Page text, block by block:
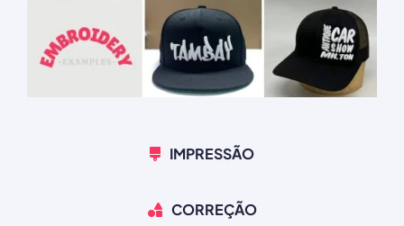
IMPRESSÃO
CORREÇÃO